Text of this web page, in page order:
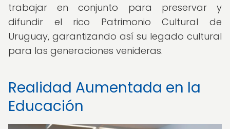
trabajar en conjunto para preservar y
difundir el rico Patrimonio Cultural de
Uruguay, garantizando así su legado cultural
para las generaciones venideras.
Realidad Aumentada en la
Educación